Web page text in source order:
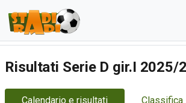
Risultati Serie D gir.I 2025/
Calendario e risultati Classifica